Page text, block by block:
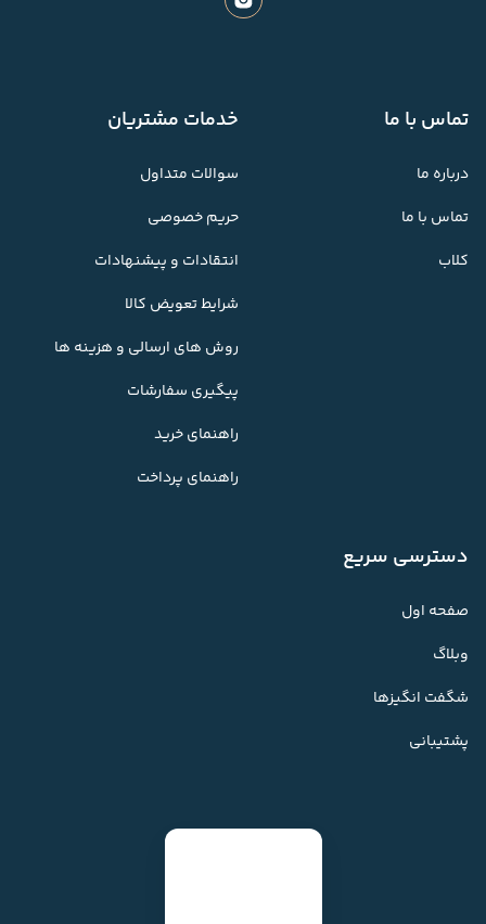
تماس با ما
درباره ما
تماس با ما
کلاب
خدمات مشتریان
سوالات متداول
حریم خصوصی
انتقادات و پیشنهادات
شرایط تعویض کالا
روش های ارسالی و هزینه ها
پیگیری سفارشات
راهنمای خرید
راهنمای پرداخت
دسترسی سریع
صفحه اول
وبلاگ
شگفت انگیزها
پشتیبانی